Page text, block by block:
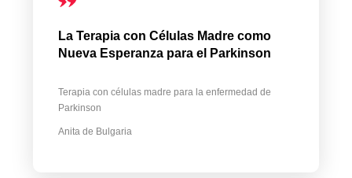
La Terapia con Células Madre como
Nueva Esperanza para el Parkinson
Terapia con células madre para la enfermedad de
Parkinson
Anita de Bulgaria